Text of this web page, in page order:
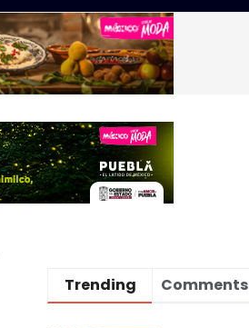
Trending Comments